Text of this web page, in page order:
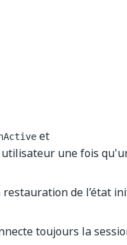
et
une fois
restauration de l’état
toujours la